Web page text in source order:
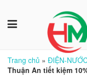
Trang chủ » ĐIỆN-
Thuận An tiết kiệm